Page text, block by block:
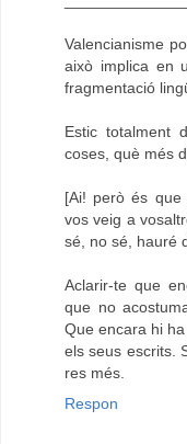
Valencianisme
això implica en
fragmentació
Estic totalment
coses, què més
[Ai! però és que
vos veig a
sé, no sé, hauré
Aclarir-te que
que no
Que encara hi
els seus escrits.
res més.
Respon